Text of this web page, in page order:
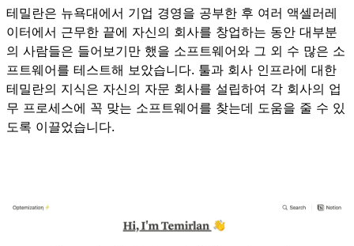
테밀란은 뉴욕대에서 기업 경영을 공부한 후 여러 액셀러레
이터에서 근무한 끝에 자신의 회사를 창업하는 동안 대부분
의 사람들은 들어보기만 했을 소프트웨어와 그 외 수 많은 소
프트웨어를 테스트해 보았습니다. 툴과 회사 인프라에 대한
테밀란의 지식은 자신의 자문 회사를 설립하여 각 회사의 업
무 프로세스에 꼭 맞는 소프트웨어를 찾는데 도움을 줄 수 있
도록 이끌었습니다.